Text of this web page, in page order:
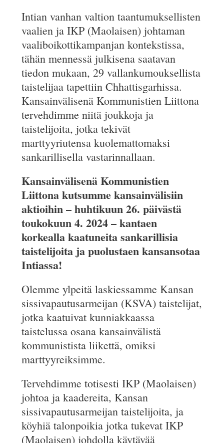
Intian vanhan valtion taantumuksellisten
vaalien ja IKP (Maolaisen) johtaman
vaaliboikottikampanjan kontekstissa,
tähän mennessä julkisena saatavan
tiedon mukaan, 29 vallankumouksellista
taistelijaa tapettiin Chhattisgarhissa.
Kansainvälisenä Kommunistien Liittona
tervehdimme niitä joukkoja ja
taistelijoita, jotka tekivät
marttyyriutensa kuolemattomaksi
sankarillisella vastarinnallaan.
Kansainvälisenä Kommunistien
Liittona kutsumme kansainvälisiin
aktioihin – huhtikuun 26. päivästä
toukokuun 4. 2024 – kantaen
korkealla kaatuneita sankarillisia
taistelijoita ja puolustaen kansansotaa
Intiassa!
Olemme ylpeitä laskiessamme Kansan
sissivapautusarmeijan (KSVA) taistelijat,
jotka kaatuivat kunniakkaassa
taistelussa osana kansainvälistä
kommunistista liikettä, omiksi
marttyyreiksimme.
Tervehdimme totisesti IKP (Maolaisen)
johtoa ja kaadereita, Kansan
sissivapautusarmeijan taistelijoita, ja
köyhiä talonpoikia jotka tukevat IKP
(Maolaisen) johdolla käytävää